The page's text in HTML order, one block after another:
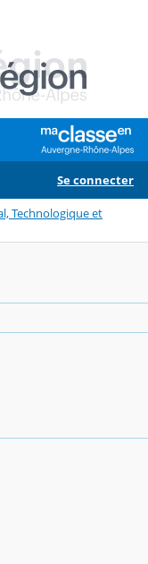
Se connecter
Technologique et